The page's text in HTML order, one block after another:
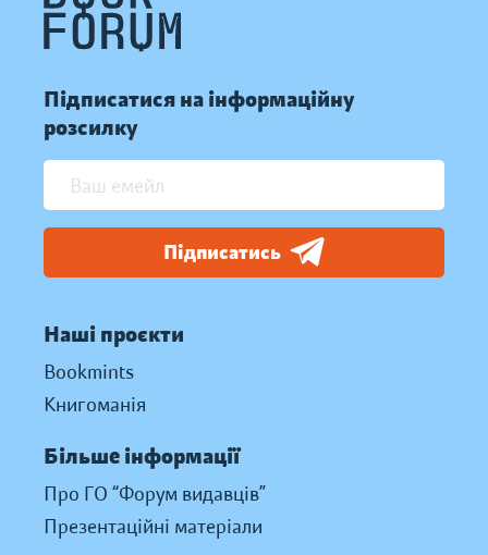
Підписатися на інформаційну
розсилку
Підписатись
Наші проєкти
Bookmints
Книгоманія
Більше інформації
Про ГО “Форум видавців”
Презентаційні матеріали